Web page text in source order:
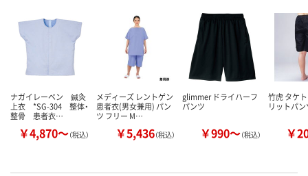
ナガイレーベン 鍼灸
上衣 *SG-304 整体・
整骨 患者衣…
￥4,870～（税込）
メディーズ レントゲン
患者衣(男女兼用) パン
ツ フリー M…
￥5,436（税込）
glimmer ドライハーフ
パンツ
￥990～（税込）
竹虎 タケ
リットパン
￥